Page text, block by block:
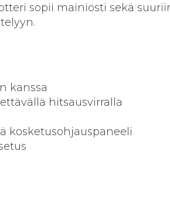
sopii mainiosti sekä
kanssa
hitsausvirralla
kosketusohjauspaneeli